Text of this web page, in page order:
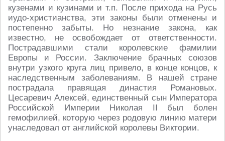
кузенами и кузинами и т.п. После прихода на Русь
иудо-христианства, эти законы были отменены и
постепенно забыты. Но незнание закона, как
известно, не освобождает от ответственности.
Пострадавшими стали королевские фамилии
Европы и России. Заключение брачных союзов
внутри узкого круга лиц привело, в конце концов, к
наследственным заболеваниям. В нашей стране
пострадала правящая династия Романовых.
Цесаревич Алексей, единственный сын Императора
Российской Империи Николая II был болен
гемофилией, которую через родовую линию матери
унаследовал от английской королевы Виктории.